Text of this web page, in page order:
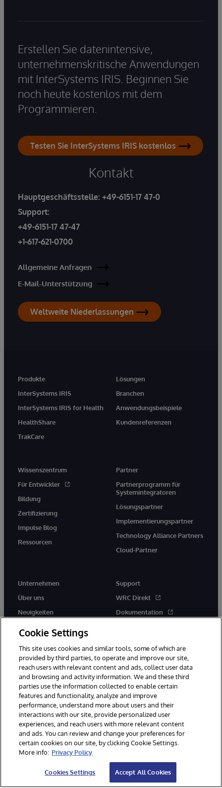
Erstellen Sie datenintensive,
unternehmenskritische Anwendungen
mit InterSystems IRIS. Beginnen Sie
noch heute kostenlos mit dem
Programmieren.
Testen Sie InterSystems IRIS kostenlos
Kontakt
Hauptgeschäftsstelle: +49-6151-17 47-0
Support:
+49-6151-17 47-47
+1-617-621-0700
Allgemeine Anfragen
E-Mail-Unterstützung
Weltweite Niederlassungen
Produkte
InterSystems IRIS
InterSystems IRIS for Health
HealthShare
TrakCare
Lösungen
Branchen
Anwendungsbeispiele
Kundenreferenzen
Wissenszentrum
Für Entwickler
Bildung
Zertifizierung
Impulse Blog
Ressourcen
Partner
Partnerprogramm für
Systemintegratoren
Lösungspartner
Implementierungspartner
Technology Alliance Partners
Cloud-Partner
Unternehmen
Über uns
Neuigkeiten
Support
WRC Direkt
Dokumentation
© 1996-2026 InterSystems Corporation, Boston, MA. Alle Rechte
vorbehalten.
Mitteilungen/Geschäftsbedingungen
Erklärung zum Datenschutz
Geld-zurück-Garantie
Impressum Barrierefreiheit
Cookie Settings
This site uses cookies and similar tools, some of which are
provided by third parties, to operate and improve our site,
reach users with relevant content and ads, collect user data
and browsing and activity information. We and these third
parties use the information collected to enable certain
features and functionality, analyze and improve
performance, understand more about users and their
interactions with our site, provide personalized user
experiences, and reach users with more relevant content
and ads. You can review and change your preferences for
certain cookies on our site, by clicking Cookie Settings.
More info: Privacy Policy
Cookies Settings Accept All Cookies